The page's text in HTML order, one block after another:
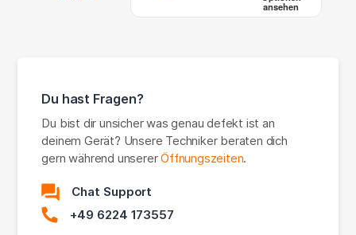
ansehen
Du hast Fragen?
Du bist dir unsicher was genau defekt ist an
deinem Gerät? Unsere Techniker beraten dich
gern während unsererÖffnungszeiten.
Chat Support
+49 6224 173557